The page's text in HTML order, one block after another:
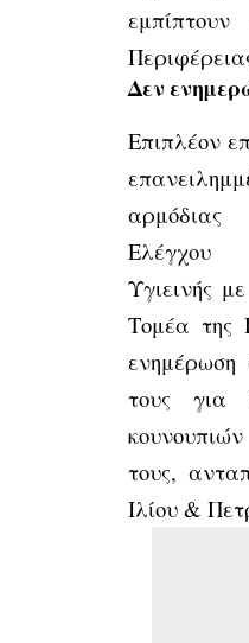
Δεν
Επιπλέον
Ελέγχου
Υγιεινής
Τομέα της
ενημέρωση
τους για
τους,
Ιλίου &